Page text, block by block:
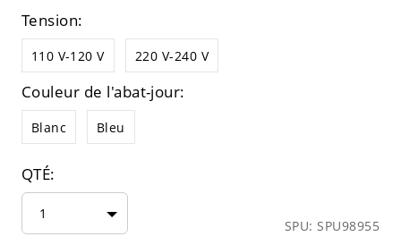
Tension:
110 V-120 V 220 V-240 V
Couleur de l'abat-jour:
Blanc Bleu
QTÉ:
1
SPU: SPU98955